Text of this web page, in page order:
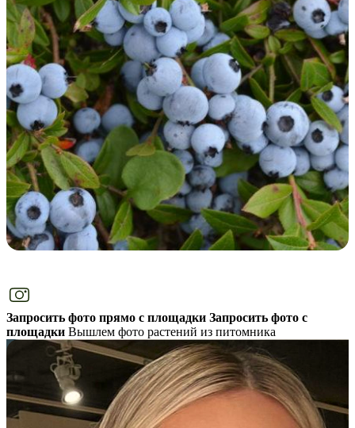
Запросить фото прямо с площадки Запросить фото с
площадки Вышлем фото растений из питомника